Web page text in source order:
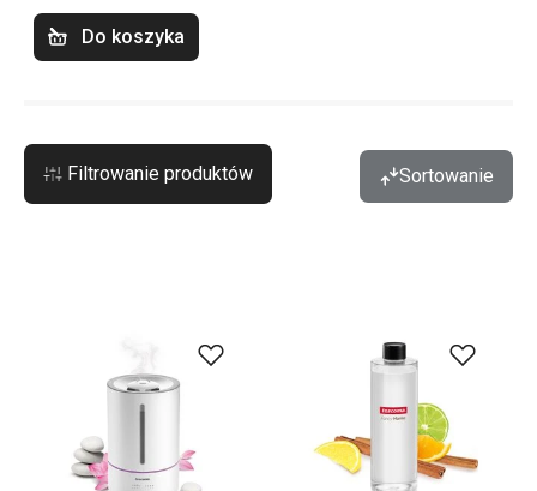
Do koszyka
Filtrowanie produktów Sortowanie